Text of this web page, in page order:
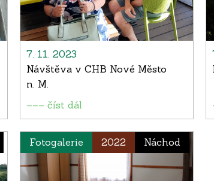
7. 11. 2023
Návštěva v CHB Nové Město
n. M.
––– číst dál
Fotogalerie 2022 Náchod